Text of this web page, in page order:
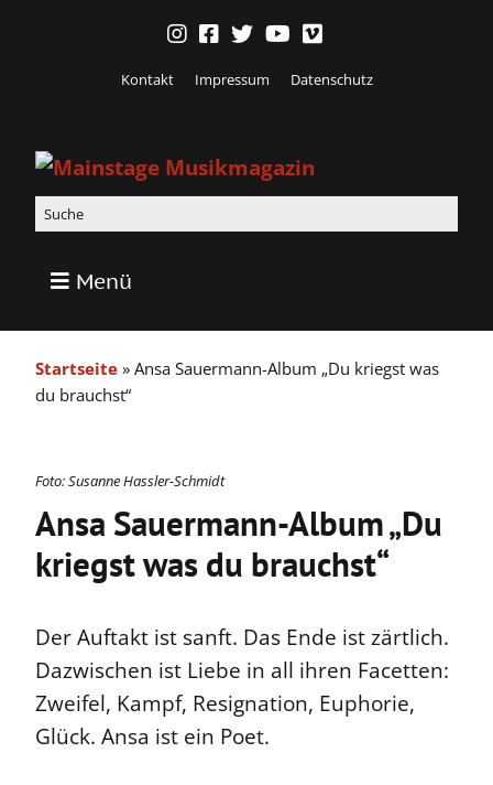
Kontakt Impressum Datenschutz
Menü
Startseite » Ansa Sauermann-Album „Du kriegst was
du brauchst“
Foto: Susanne Hassler-Schmidt
Ansa Sauermann-Album „Du
kriegst was du brauchst“
Der Auftakt ist sanft. Das Ende ist zärtlich.
Dazwischen ist Liebe in all ihren Facetten:
Zweifel, Kampf, Resignation, Euphorie,
Glück. Ansa ist ein Poet.